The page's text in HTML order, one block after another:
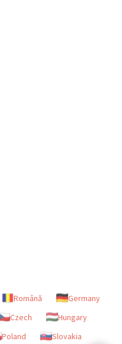
Română
Germany
Czech
Hungary
Poland Slovakia